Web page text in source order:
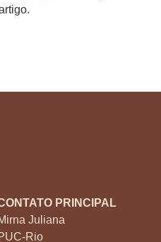
PRINCIPAL
Juliana
Rio